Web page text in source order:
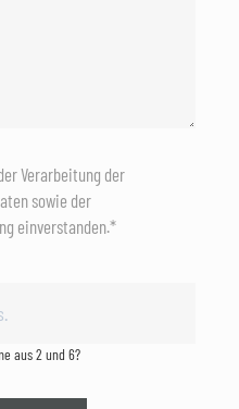
Verarbeitung der
sowie der
einverstanden.*
aus 2 und 6?